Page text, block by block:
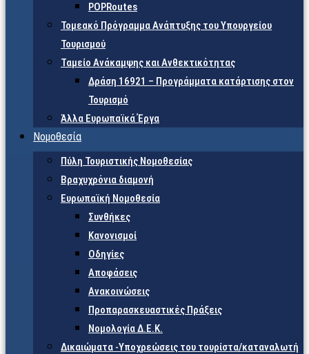
POPRoutes
Τομεακό Πρόγραμμα Ανάπτυξης του Υπουργείου
Τουρισμού
Ταμείο Ανάκαμψης και Ανθεκτικότητας
Δράση 16921 – Προγράμματα κατάρτισης στον
Τουρισμό
Άλλα Ευρωπαϊκά Έργα
Νομοθεσία
Πύλη Τουριστικής Νομοθεσίας
Βραχυχρόνια διαμονή
Ευρωπαϊκή Νομοθεσία
Συνθήκες
Κανονισμοί
Οδηγίες
Αποφάσεις
Ανακοινώσεις
Προπαρασκευαστικές Πράξεις
Νομολογία Δ.Ε.Κ.
Δικαιώματα -Υποχρεώσεις του τουρίστα/καταναλωτή